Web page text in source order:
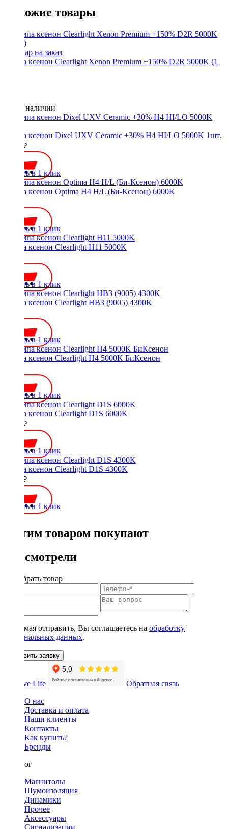
Похожие товары
Лампа ксенон Clearlight Xenon Premium +150% D2R 5000K (1
Нет в наличии
Лампа ксенон Dixel UXV Ceramic +30% H4 HI/LO 5000K 1шт.
1700 ₽
Купить в 1 клик
Лампа ксенон Optima H4 H/L (Би-Ксенон) 6000K
Купить в 1 клик
Лампа ксенон Clearlight H11 5000K
Купить в 1 клик
Лампа ксенон Clearlight HB3 (9005) 4300K
Купить в 1 клик
Лампа ксенон Clearlight H4 5000K БиКсенон
Купить в 1 клик
Лампа ксенон Clearlight D1S 6000K
1400 ₽
Купить в 1 клик
Лампа ксенон Clearlight D1S 4300K
1400 ₽
Купить в 1 клик
С этим товаром покупают
Вы смотрели
Подобрать товар
Нажимая отправить, Вы соглашаетесь на обработку
персональных данных.
Оставить заявку
Обратная связь
О нас
Доставка и оплата
Наши клиенты
Контакты
Как купить?
Бренды
Каталог
Магнитолы
Шумоизоляция
Динамики
Прочее
Аксессуары
Сигнализации